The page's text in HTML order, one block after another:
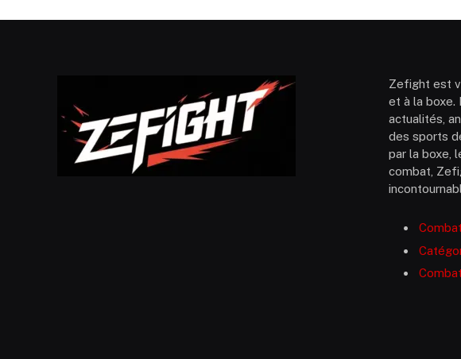
Zefight est
et à la boxe.
actualités,
des sports
par la boxe,
combat,